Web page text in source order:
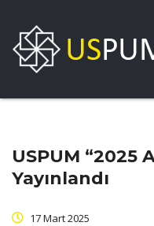
USPUM “2025
Yayınlandı
17 Mart 2025